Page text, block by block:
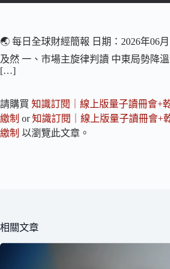
🌏 每日全球財經簡報 日期：2026年06
及然 一、市場主旋律判讀 中東局勢降
[…]
請購買 知識訂閱｜線上版量子讀冊會+
繳制 or知識訂閱｜線上版量子讀冊會+
繳制 以瀏覽此文章。
相關文章